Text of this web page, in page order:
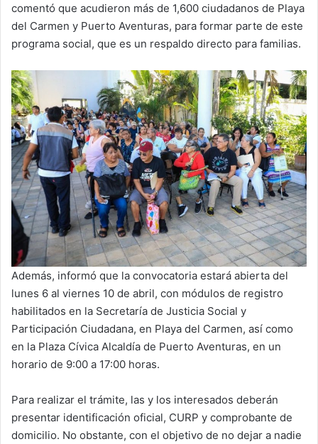
comentó que acudieron más de 1,600 ciudadanos de Playa
del Carmen y Puerto Aventuras, para formar parte de este
programa social, que es un respaldo directo para familias.
Además, informó que la convocatoria estará abierta del
lunes 6 al viernes 10 de abril, con módulos de registro
habilitados en la Secretaría de Justicia Social y
Participación Ciudadana, en Playa del Carmen, así como
en la Plaza Cívica Alcaldía de Puerto Aventuras, en un
horario de 9:00 a 17:00 horas.
Para realizar el trámite, las y los interesados deberán
presentar identificación oficial, CURP y comprobante de
domicilio. No obstante, con el objetivo de no dejar a nadie